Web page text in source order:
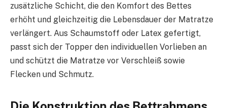
zusätzliche Schicht, die den Komfort des Bettes
erhöht und gleichzeitig die Lebensdauer der Matratze
verlängert. Aus Schaumstoff oder Latex gefertigt,
passt sich der Topper den individuellen Vorlieben an
und schützt die Matratze vor Verschleiß sowie
Flecken und Schmutz.